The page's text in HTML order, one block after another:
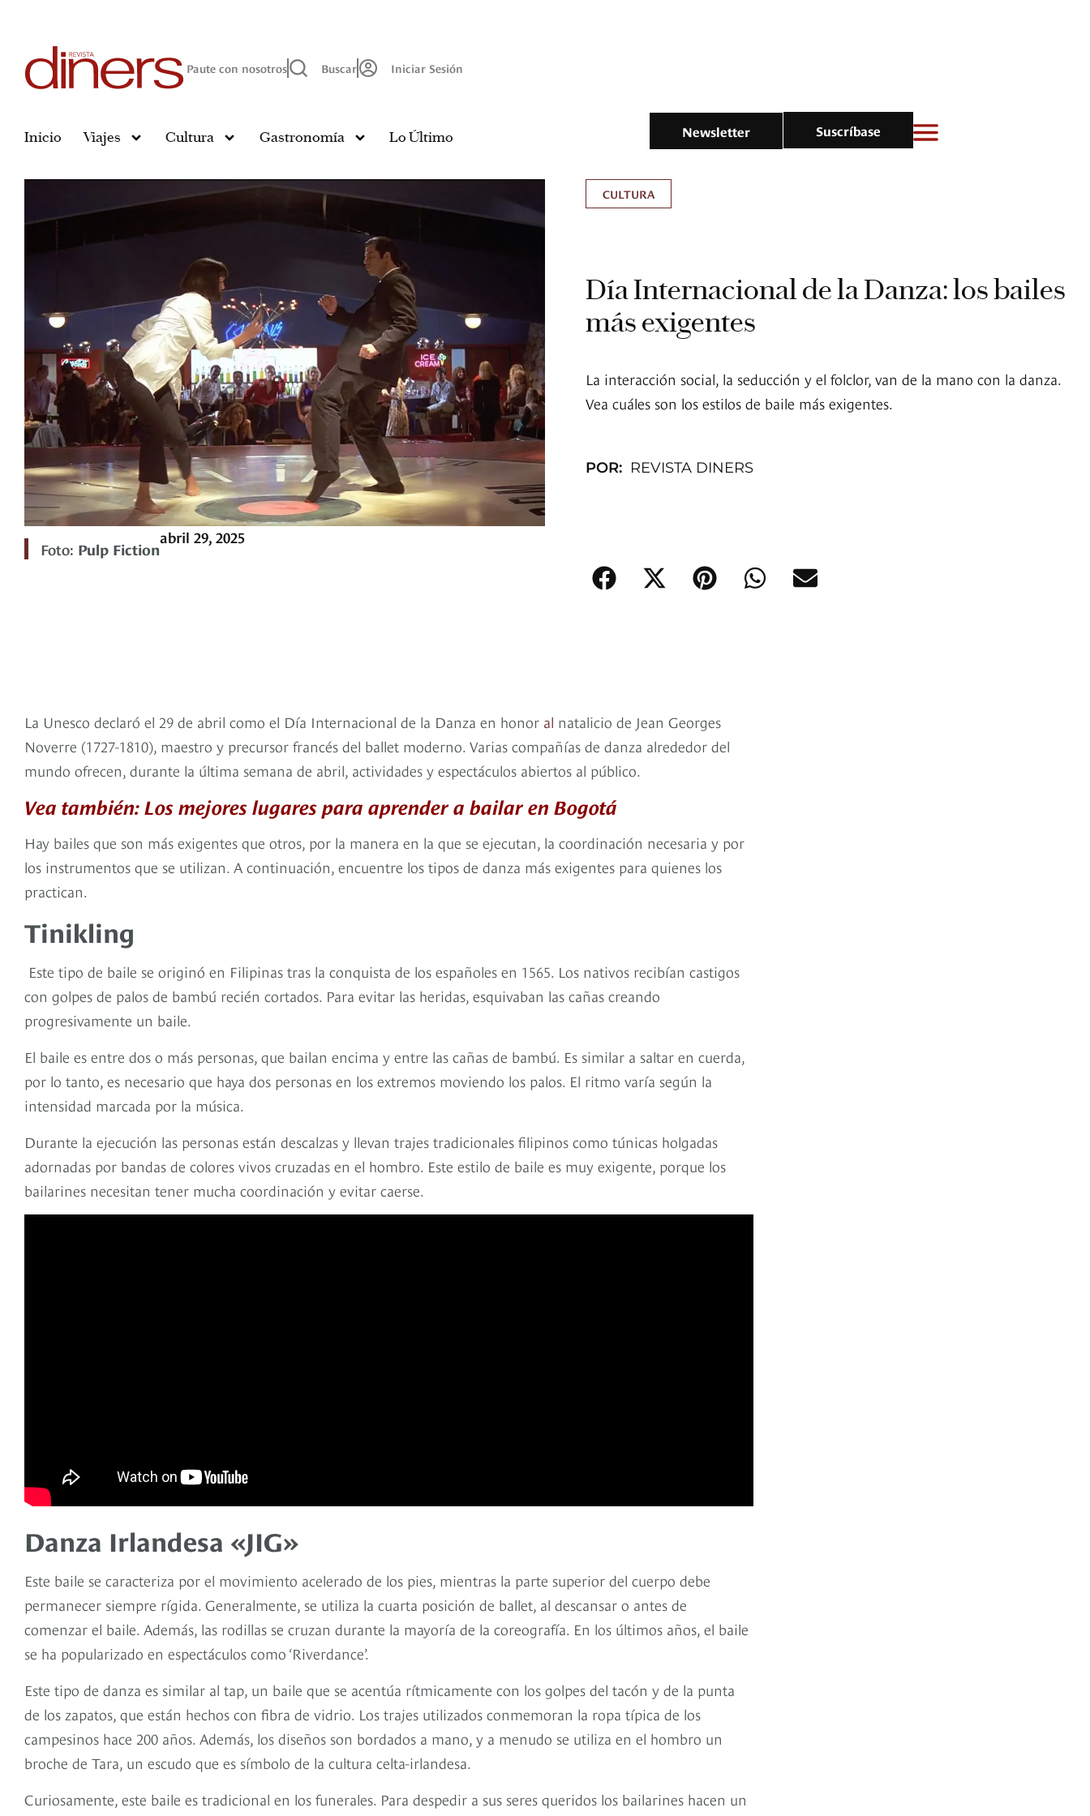
Paute con nosotros Buscar Iniciar Sesión
Inicio Viajes Cultura Gastronomía Lo Último Newsletter Suscríbase
Foto: Pulp Fiction
abril 29, 2025
CULTURA
Día Internacional de la Danza: los bailes
más exigentes
La interacción social, la seducción y el folclor, van de la mano con la danza.
Vea cuáles son los estilos de baile más exigentes.
POR: REVISTA DINERS
La Unesco declaró el 29 de abril como el Día Internacional de la Danza en honor al natalicio de Jean Georges
Noverre (1727-1810), maestro y precursor francés del ballet moderno. Varias compañías de danza alrededor del
mundo ofrecen, durante la última semana de abril, actividades y espectáculos abiertos al público.
Vea también: Los mejores lugares para aprender a bailar en Bogotá
Hay bailes que son más exigentes que otros, por la manera en la que se ejecutan, la coordinación necesaria y por
los instrumentos que se utilizan. A continuación, encuentre los tipos de danza más exigentes para quienes los
practican.
Tinikling
Este tipo de baile se originó en Filipinas tras la conquista de los españoles en 1565. Los nativos recibían castigos
con golpes de palos de bambú recién cortados. Para evitar las heridas, esquivaban las cañas creando
progresivamente un baile.
El baile es entre dos o más personas, que bailan encima y entre las cañas de bambú. Es similar a saltar en cuerda,
por lo tanto, es necesario que haya dos personas en los extremos moviendo los palos. El ritmo varía según la
intensidad marcada por la música.
Durante la ejecución las personas están descalzas y llevan trajes tradicionales filipinos como túnicas holgadas
adornadas por bandas de colores vivos cruzadas en el hombro. Este estilo de baile es muy exigente, porque los
bailarines necesitan tener mucha coordinación y evitar caerse.
Danza Irlandesa «JIG»
Este baile se caracteriza por el movimiento acelerado de los pies, mientras la parte superior del cuerpo debe
permanecer siempre rígida. Generalmente, se utiliza la cuarta posición de ballet, al descansar o antes de
comenzar el baile. Además, las rodillas se cruzan durante la mayoría de la coreografía. En los últimos años, el baile
se ha popularizado en espectáculos como ‘Riverdance’.
Este tipo de danza es similar al tap, un baile que se acentúa rítmicamente con los golpes del tacón y de la punta
de los zapatos, que están hechos con fibra de vidrio. Los trajes utilizados conmemoran la ropa típica de los
campesinos hace 200 años. Además, los diseños son bordados a mano, y a menudo se utiliza en el hombro un
broche de Tara, un escudo que es símbolo de la cultura celta-irlandesa.
Curiosamente, este baile es tradicional en los funerales. Para despedir a sus seres queridos los bailarines hacen un